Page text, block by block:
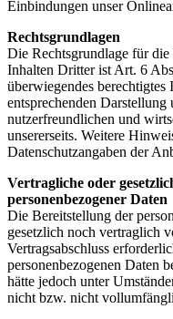
Einbindungen unser
Rechtsgrundlagen
Die Rechtsgrundlage für
Inhalten Dritter ist Art. 6
überwiegendes
entsprechenden Darstellung
nutzerfreundlichen und
unsererseits. Weitere
Datenschutzangaben der
Vertragliche oder
personenbezogener Daten
Die Bereitstellung der
gesetzlich noch vertraglich
Vertragsabschluss
personenbezogenen Daten
hätte jedoch unter
nicht bzw. nicht